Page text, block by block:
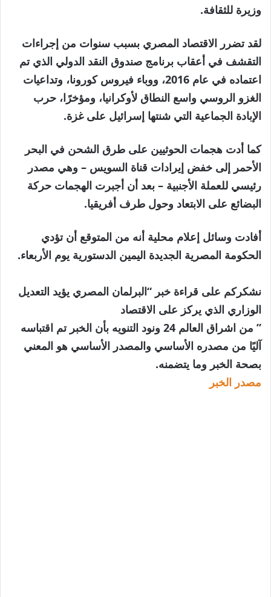
وزيرة للثقافة.
لقد تضرر الاقتصاد المصري بسبب سنوات من إجراءات
التقشف في أعقاب برنامج صندوق النقد الدولي الذي تم
اعتماده في عام 2016، ووباء فيروس كورونا، وتداعيات
الغزو الروسي واسع النطاق لأوكرانيا، ومؤخرًا، حرب
الإبادة الجماعية التي شنتها إسرائيل على غزة.
كما أدت هجمات الحوثيين على طرق الشحن في البحر
الأحمر إلى خفض إيرادات قناة السويس – وهي مصدر
رئيسي للعملة الأجنبية – بعد أن أجبرت الهجمات حركة
البضائع على الابتعاد وحول طرف أفريقيا.
أفادت وسائل إعلام محلية أنه من المتوقع أن تؤدي
الحكومة المصرية الجديدة اليمين الدستورية يوم الأربعاء.
نشكركم على قراءة خبر “البرلمان المصري يؤيد التعديل
الوزاري الذي يركز على الاقتصاد
” من اشراق العالم 24 ونود التنويه بأن الخبر تم اقتباسه
آليًا من مصدره الأساسي والمصدر الأساسي هو المعني
بصحة الخبر وما يتضمنه.
مصدر الخبر